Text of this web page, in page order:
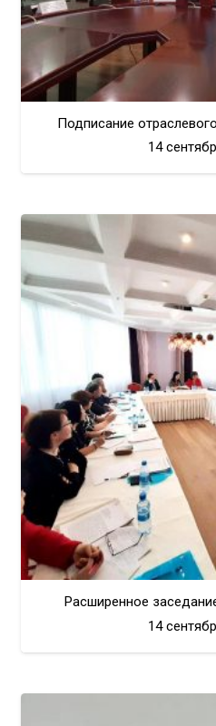
Подписание
14
Расширенное
14